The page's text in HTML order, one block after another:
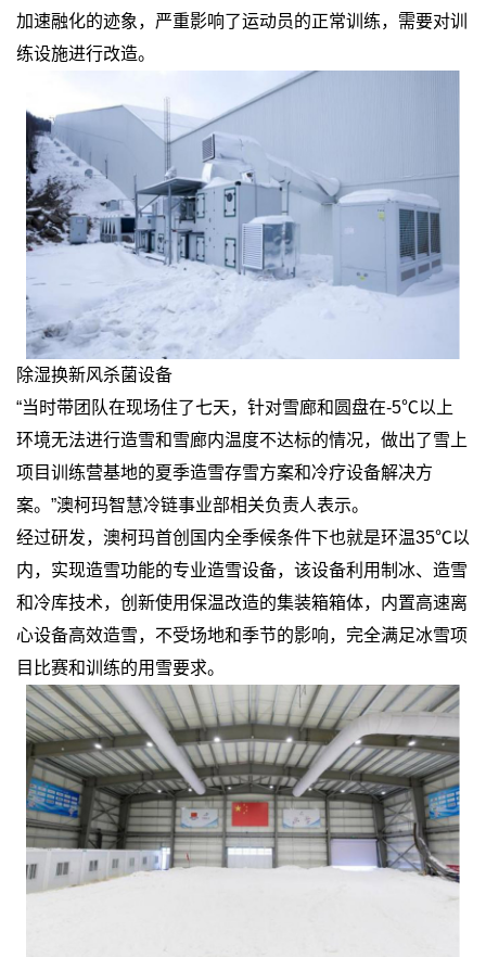
加速融化的迹象，严重影响了运动员的正常训练，需要对训
练设施进行改造。
除湿换新风杀菌设备
“当时带团队在现场住了七天，针对雪廊和圆盘在-5℃以上
环境无法进行造雪和雪廊内温度不达标的情况，做出了雪上
项目训练营基地的夏季造雪存雪方案和冷疗设备解决方
案。”澳柯玛智慧冷链事业部相关负责人表示。
经过研发，澳柯玛首创国内全季候条件下也就是环温35℃以
内，实现造雪功能的专业造雪设备，该设备利用制冰、造雪
和冷库技术，创新使用保温改造的集装箱箱体，内置高速离
心设备高效造雪，不受场地和季节的影响，完全满足冰雪项
目比赛和训练的用雪要求。